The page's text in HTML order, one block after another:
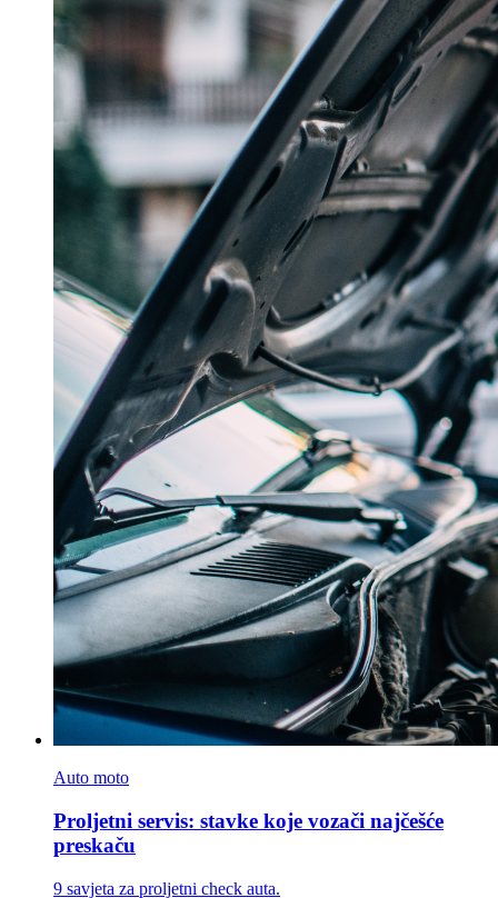
Auto moto
Proljetni servis: stavke koje vozači najčešće
preskaču
9 savjeta za proljetni check auta.